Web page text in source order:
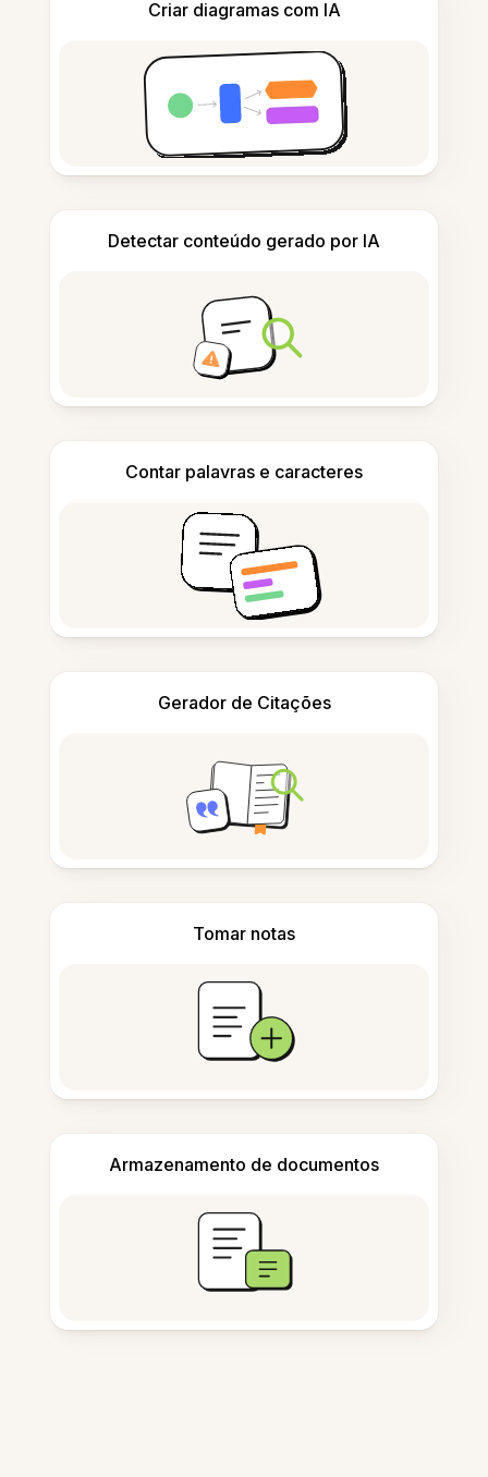
Criar diagramas com IA
Detectar conteúdo gerado por IA
Contar palavras e caracteres
Gerador de Citações
Tomar notas
Armazenamento de documentos